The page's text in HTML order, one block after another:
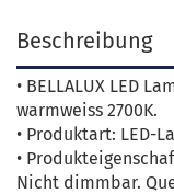
Beschreibung
• BELLALUX LED
warmweiss 2700K.
• Produktart: LED-
•
Nicht dimmbar.